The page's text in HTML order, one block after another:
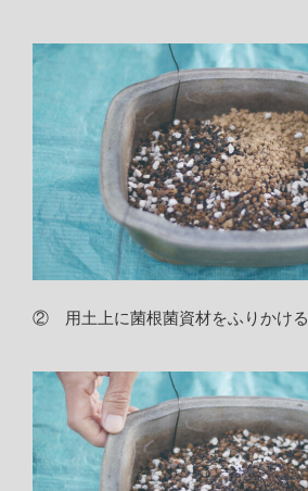
② 用土上に菌根菌資材をふりかける